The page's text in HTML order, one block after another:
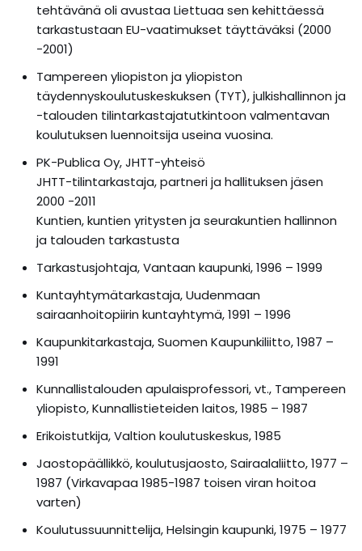
tehtävänä oli avustaa Liettuaa sen kehittäessä
tarkastustaan EU-vaatimukset täyttäväksi (2000
-2001)
Tampereen yliopiston ja yliopiston
täydennyskoulutuskeskuksen (TYT), julkishallinnon ja
-talouden tilintarkastajatutkintoon valmentavan
koulutuksen luennoitsija useina vuosina.
PK-Publica Oy, JHTT-yhteisö
JHTT-tilintarkastaja, partneri ja hallituksen jäsen
2000 -2011
Kuntien, kuntien yritysten ja seurakuntien hallinnon
ja talouden tarkastusta
Tarkastusjohtaja, Vantaan kaupunki, 1996 – 1999
Kuntayhtymätarkastaja, Uudenmaan
sairaanhoitopiirin kuntayhtymä, 1991 – 1996
Kaupunkitarkastaja, Suomen Kaupunkiliitto, 1987 –
1991
Kunnallistalouden apulaisprofessori, vt., Tampereen
yliopisto, Kunnallistieteiden laitos, 1985 – 1987
Erikoistutkija, Valtion koulutuskeskus, 1985
Jaostopäällikkö, koulutusjaosto, Sairaalaliitto, 1977 –
1987 (Virkavapaa 1985-1987 toisen viran hoitoa
varten)
Koulutussuunnittelija, Helsingin kaupunki, 1975 – 1977